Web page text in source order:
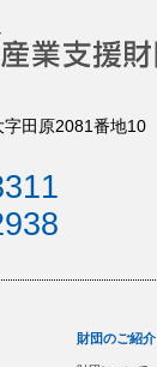
田原2081番地10
財団のご紹介